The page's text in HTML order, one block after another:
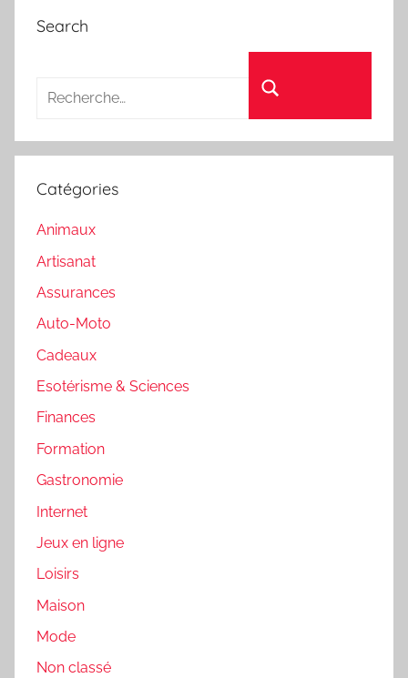
Search
Catégories
Animaux
Artisanat
Assurances
Auto-Moto
Cadeaux
Esotérisme & Sciences
Finances
Formation
Gastronomie
Internet
Jeux en ligne
Loisirs
Maison
Mode
Non classé